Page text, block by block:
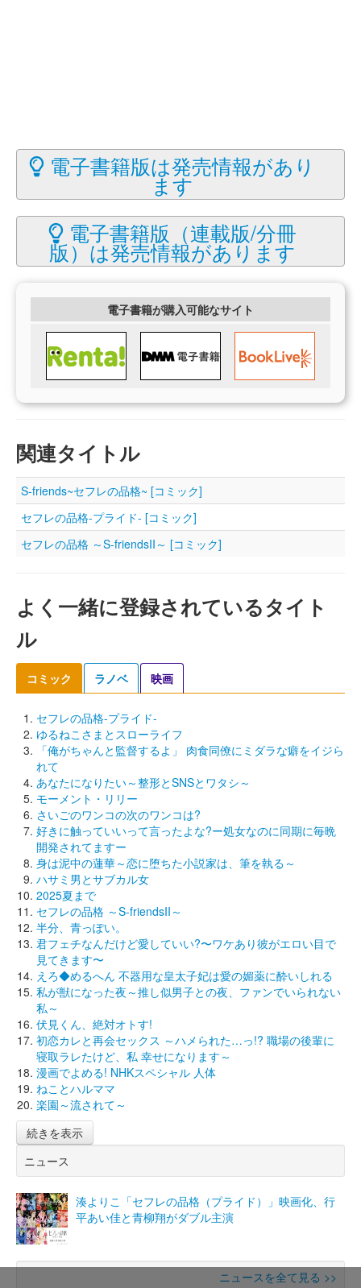
電子書籍版は発売情報があり
ます
電子書籍版（連載版/分冊
版）は発売情報があります
電子書籍が購入可能なサイト
関連タイトル
S-friends~セフレの品格~ [コミック]
セフレの品格-プライド- [コミック]
セフレの品格 ～S-friendsII～ [コミック]
よく一緒に登録されているタイト
ル
コミック ラノベ 映画
セフレの品格-プライド-
ゆるねこさまとスローライフ
「俺がちゃんと監督するよ」 肉食同僚にミダラな癖をイジら
れて
あなたになりたい～整形とSNSとワタシ～
モーメント・リリー
さいごのワンコの次のワンコは?
好きに触っていいって言ったよな?ー処女なのに同期に毎晩
開発されてますー
身は泥中の蓮華～恋に堕ちた小説家は、筆を執る～
ハサミ男とサブカル女
2025夏まで
セフレの品格 ～S-friendsII～
半分、青っぽい。
君フェチなんだけど愛していい?〜ワケあり彼がエロい目で
見てきます〜
えろ◆めるへん 不器用な皇太子妃は愛の媚薬に酔いしれる
私が獣になった夜～推し似男子との夜、ファンでいられない
私～
伏見くん、絶対オトす!
初恋カレと再会セックス ～ハメられた…っ!? 職場の後輩に
寝取ラレたけど、私 幸せになります～
漫画でよめる! NHKスペシャル 人体
ねことハルママ
楽園～流されて～
続きを表示
ニュース
湊よりこ「セフレの品格（プライド）」映画化、行
平あい佳と青柳翔がダブル主演
ニュースを全て見る >>